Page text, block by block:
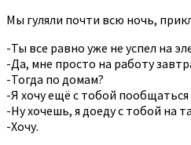
Мы гуляли почти всю ночь,
-Ты все равно уже не успел на
-Да, мне просто на работу
-Тогда по домам?
-Я хочу ещё с тобой пообщаться
-Ну хочешь, я доеду с тобой на
-Хочу.